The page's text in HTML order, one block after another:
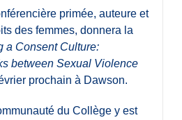
primée, auteure et
des femmes, donnera la
a Consent Culture:
between Sexual Violence
prochain à Dawson.
du Collège y est